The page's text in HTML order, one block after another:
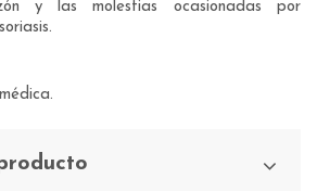
y las molestias ocasionadas por